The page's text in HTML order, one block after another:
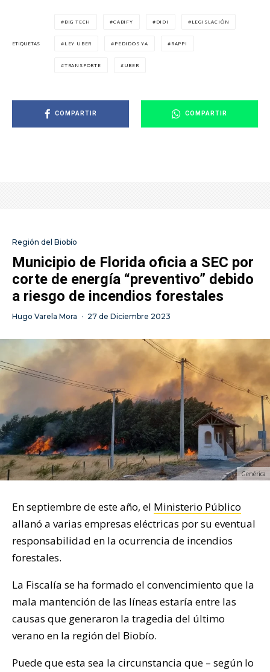
ETIQUETAS
BIG TECH CABIFY DIDI LEGISLACIÓN
LEY UBER PEDIDOS YA RAPPI
TRANSPORTE UBER
COMPARTIR COMPARTIR
Región del Biobío
Municipio de Florida oficia a SEC por
corte de energía “preventivo” debido
a riesgo de incendios forestales
Hugo Varela Mora · 27 de Diciembre 2023
Genérica
En septiembre de este año, el Ministerio Público
allanó a varias empresas eléctricas por su eventual
responsabilidad en la ocurrencia de incendios
forestales.
La Fiscalía se ha formado el convencimiento que la
mala mantención de las líneas estaría entre las
causas que generaron la tragedia del último
verano en la región del Biobío.
Puede que esta sea la circunstancia que – según lo